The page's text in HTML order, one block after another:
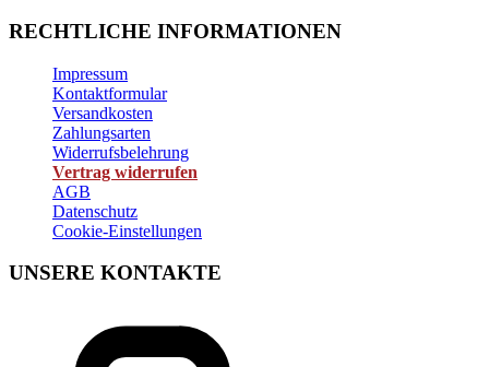
RECHTLICHE INFORMATIONEN
Impressum
Kontaktformular
Versandkosten
Zahlungsarten
Widerrufsbelehrung
Vertrag widerrufen
AGB
Datenschutz
Cookie-Einstellungen
UNSERE KONTAKTE